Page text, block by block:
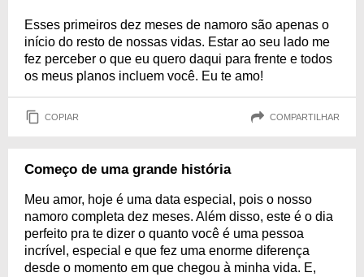
Esses primeiros dez meses de namoro são apenas o
início do resto de nossas vidas. Estar ao seu lado me
fez perceber o que eu quero daqui para frente e todos
os meus planos incluem você. Eu te amo!
COPIAR COMPARTILHAR
Começo de uma grande história
Meu amor, hoje é uma data especial, pois o nosso
namoro completa dez meses. Além disso, este é o dia
perfeito pra te dizer o quanto você é uma pessoa
incrível, especial e que fez uma enorme diferença
desde o momento em que chegou à minha vida. E,